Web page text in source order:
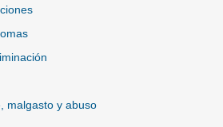
malgasto y abuso